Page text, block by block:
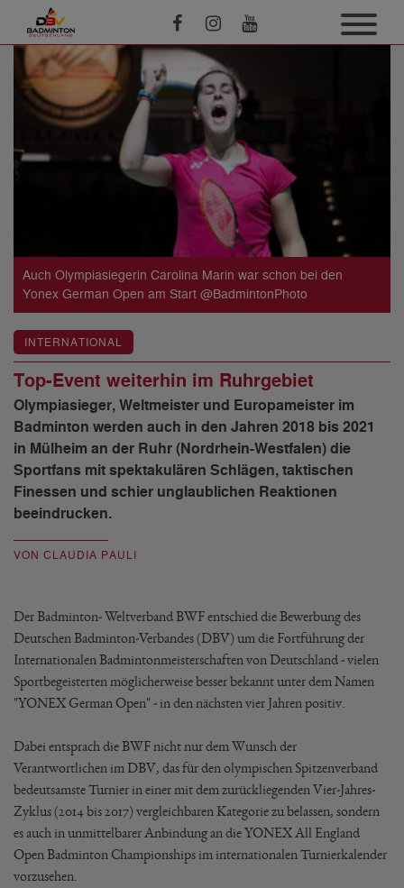
Auch Olympiasiegerin Carolina Marin war schon bei den
Yonex German Open am Start @BadmintonPhoto
INTERNATIONAL
Top-Event weiterhin im Ruhrgebiet
Olympiasieger, Weltmeister und Europameister im
Badminton werden auch in den Jahren 2018 bis 2021
in Mülheim an der Ruhr (Nordrhein-Westfalen) die
Sportfans mit spektakulären Schlägen, taktischen
Finessen und schier unglaublichen Reaktionen
beeindrucken.
VON CLAUDIA PAULI
Der Badminton- Weltverband BWF entschied die Bewerbung des
Deutschen Badminton-Verbandes (DBV) um die Fortführung der
Internationalen Badmintonmeisterschaften von Deutschland - vielen
Sportbegeisterten möglicherweise besser bekannt unter dem Namen
"YONEX German Open" - in den nächsten vier Jahren positiv.
Dabei entsprach die BWF nicht nur dem Wunsch der
Verantwortlichen im DBV, das für den olympischen Spitzenverband
bedeutsamste Turnier in einer mit dem zurückliegenden Vier-Jahres-
Zyklus (2014 bis 2017) vergleichbaren Kategorie zu belassen, sondern
es auch in unmittelbarer Anbindung an die YONEX All England
Open Badminton Championships im internationalen Turnierkalender
vorzusehen.